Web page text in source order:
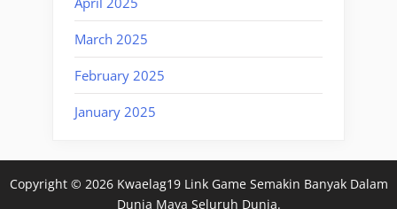
March 2025
February 2025
January 2025
Copyright © 2026 Kwaelag19 Link Game Semakin Banyak Dalam
Dunia Maya Seluruh Dunia.